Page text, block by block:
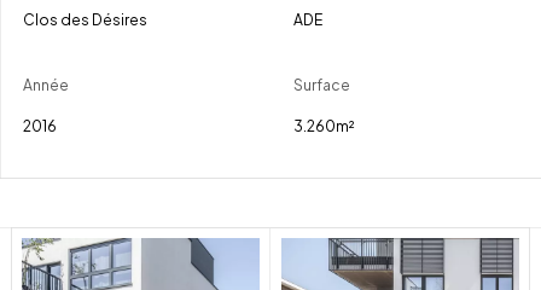
Clos des Désires ADE
Année
2016
Surface
3.260m²